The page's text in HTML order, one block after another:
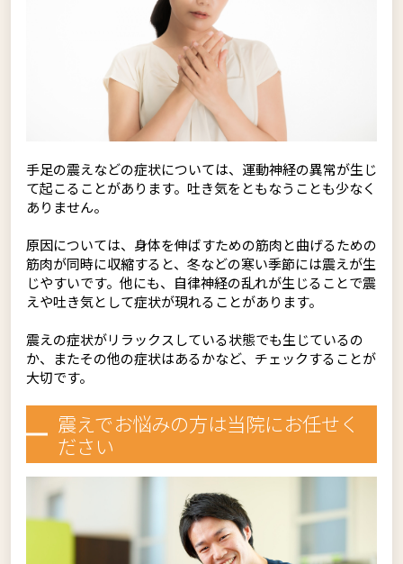
手足の震えなどの症状については、運動神経の異常が生じ
て起こることがあります。吐き気をともなうことも少なく
ありません。
原因については、身体を伸ばすための筋肉と曲げるための
筋肉が同時に収縮すると、冬などの寒い季節には震えが生
じやすいです。他にも、自律神経の乱れが生じることで震
えや吐き気として症状が現れることがあります。
震えの症状がリラックスしている状態でも生じているの
か、またその他の症状はあるかなど、チェックすることが
大切です。
震えでお悩みの方は当院にお任せく
ださい